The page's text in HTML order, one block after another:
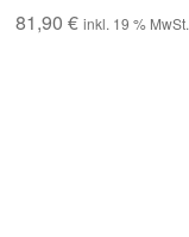
81,90 € inkl. 19 % MwSt.